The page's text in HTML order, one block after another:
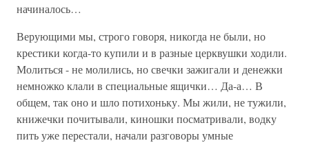
начиналось…
Верующими мы, строго говоря, никогда не были, но
крестики когда-то купили и в разные церквушки ходили.
Молиться - не молились, но свечки зажигали и денежки
немножко клали в специальные ящички… Да-а… В
общем, так оно и шло потихоньку. Мы жили, не тужили,
книжечки почитывали, киношки посматривали, водку
пить уже перестали, начали разговоры умные